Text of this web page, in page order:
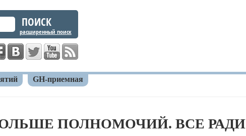
расширенный поиск
GH-приемная
ПОЛНОМОЧИЙ. ВСЕ РАДИ